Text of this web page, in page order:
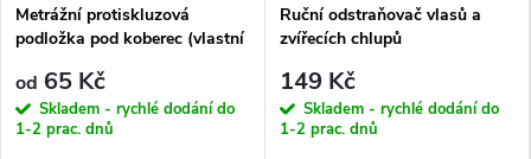
Metrážní protiskluzová
podložka pod koberec (vlastní
od 65 Kč
Skladem - rychlé dodání do
1-2 prac. dnů
Ruční odstraňovač vlasů a
zvířecích chlupů
149 Kč
Skladem - rychlé dodání do
1-2 prac. dnů